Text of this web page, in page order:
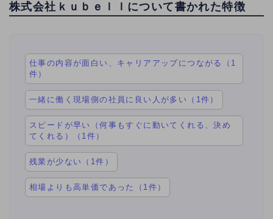
株式会社ｋｕｂｅｌｌについて書かれた特徴
仕事の内容が面白い、キャリアアップにつながる（1
件）
一緒に働く現場側の社員に良い人が多い（1件）
スピードが早い（何事もすぐに動いてくれる、決め
てくれる）（1件）
残業が少ない（1件）
相場よりも高単価であった（1件）